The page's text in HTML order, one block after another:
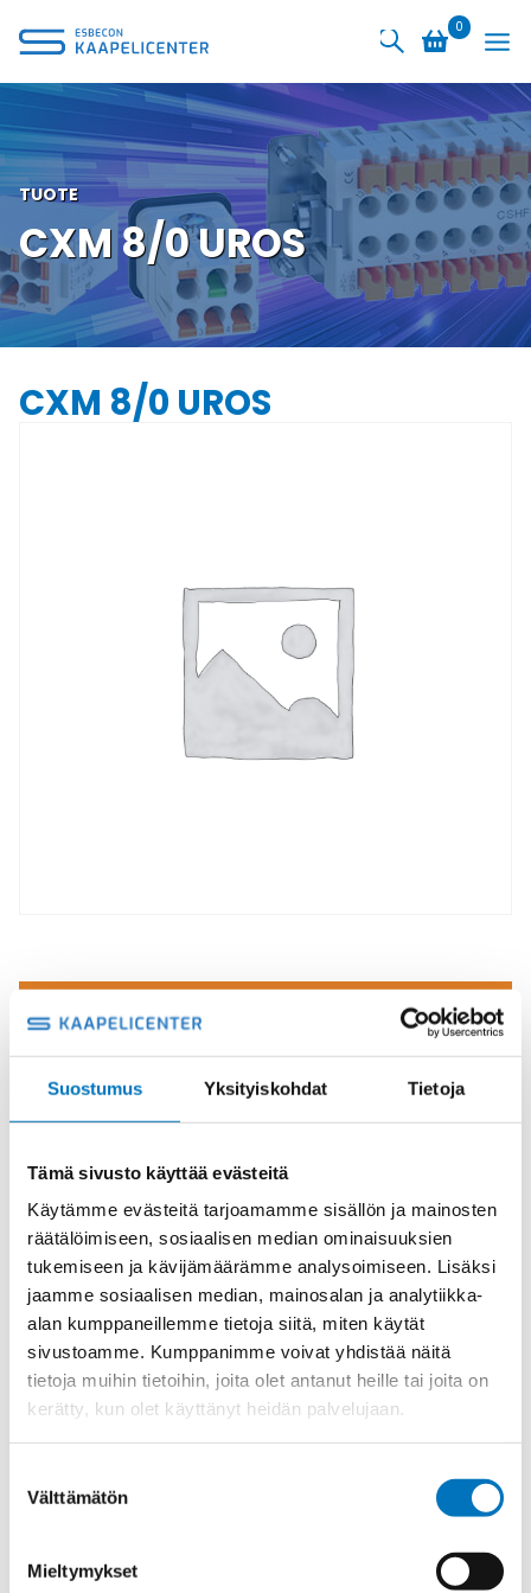
Suostumus Yksityiskohdat Tietoja
Tämä sivusto käyttää evästeitä
Käytämme evästeitä tarjoamamme sisällön ja mainosten
räätälöimiseen, sosiaalisen median ominaisuuksien
tukemiseen ja kävijämäärämme analysoimiseen. Lisäksi
jaamme sosiaalisen median, mainosalan ja analytiikka-
alan kumppaneillemme tietoja siitä, miten käytät
sivustoamme. Kumppanimme voivat yhdistää näitä
tietoja muihin tietoihin, joita olet antanut heille tai joita on
kerätty, kun olet käyttänyt heidän palvelujaan.
valinta
Välttämätön
Mieltymykset
sisältöön
0
TUOTE
CXM 8/0 UROS
CXM 8/0 UROS
Rekisteröidy tästä maksutta, saat halvemmat
Oletko jo asiakas?Kirjaudu sisään nähdäksesi omat hintasi
77,60€/ kpl(alv 0)
CXM
8/0
UROS
määrä
Tuotekoodi
CXM8/0
Osasto ILME -moninapaliittimet
Toimitusaika: 1-7 päivää
Toimituskulut 35kg:n asti 25€.
Yli 35kg:n toimituskulut toteutuneiden kulujen mukaan.
Valmistaja ILME S.p.A